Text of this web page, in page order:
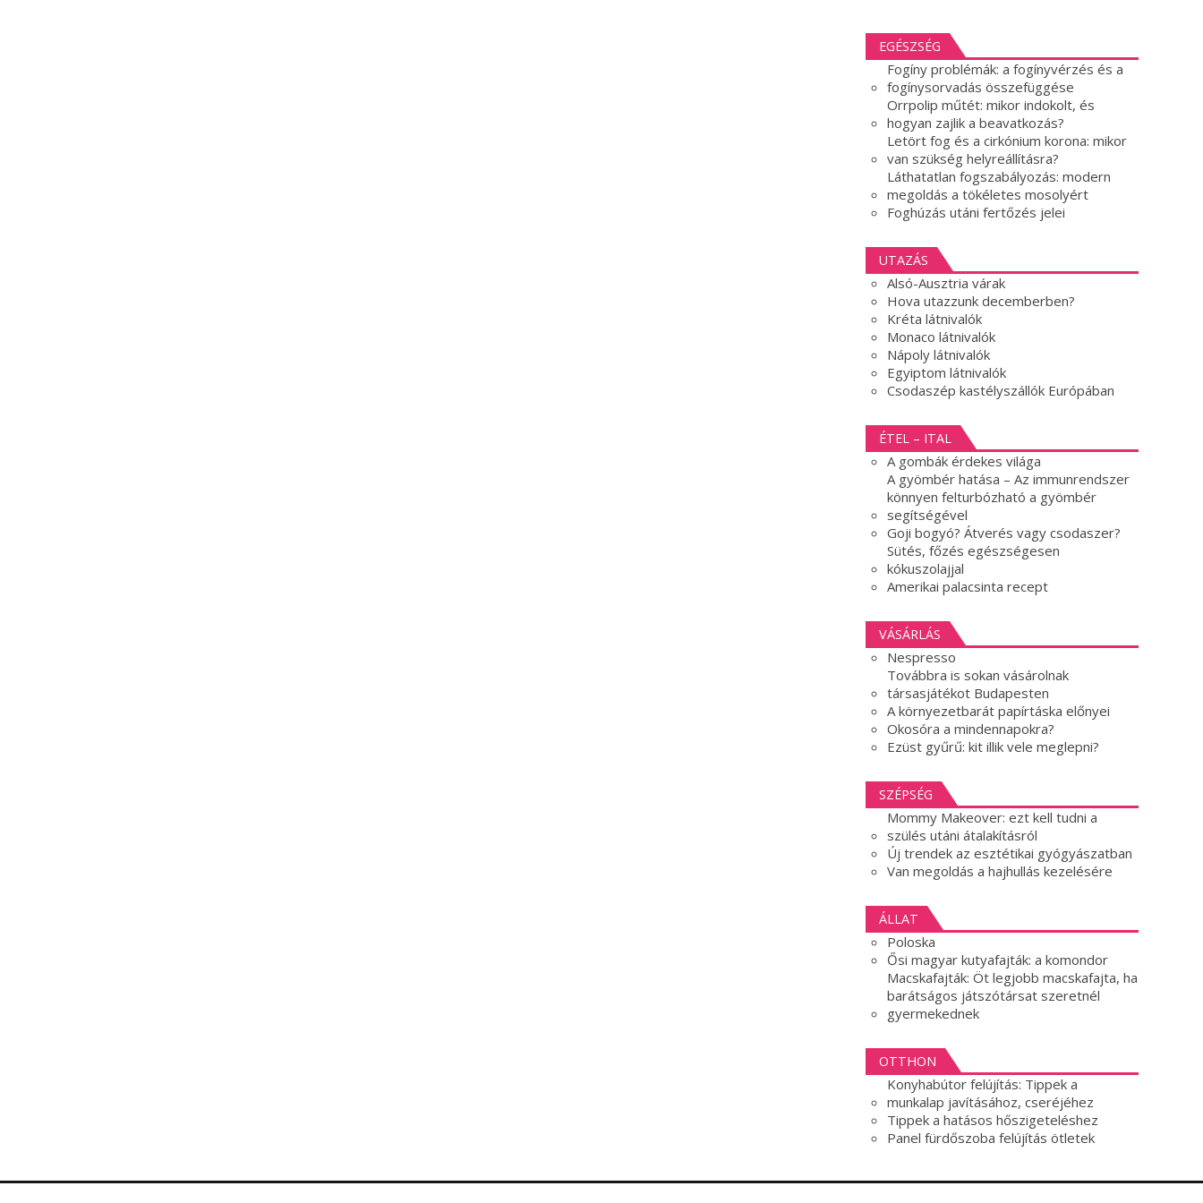
EGÉSZSÉG
Fogíny problémák: a fogínyvérzés és a
fogínysorvadás összefüggése
Orrpolip műtét: mikor indokolt, és
hogyan zajlik a beavatkozás?
Letört fog és a cirkónium korona: mikor
van szükség helyreállításra?
Láthatatlan fogszabályozás: modern
megoldás a tökéletes mosolyért
Foghúzás utáni fertőzés jelei
UTAZÁS
Alsó-Ausztria várak
Hova utazzunk decemberben?
Kréta látnivalók
Monaco látnivalók
Nápoly látnivalók
Egyiptom látnivalók
Csodaszép kastélyszállók Európában
ÉTEL – ITAL
A gombák érdekes világa
A gyömbér hatása – Az immunrendszer
könnyen felturbózható a gyömbér
segítségével
Goji bogyó? Átverés vagy csodaszer?
Sütés, főzés egészségesen
kókuszolajjal
Amerikai palacsinta recept
VÁSÁRLÁS
Nespresso
Továbbra is sokan vásárolnak
társasjátékot Budapesten
A környezetbarát papírtáska előnyei
Okosóra a mindennapokra?
Ezüst gyűrű: kit illik vele meglepni?
SZÉPSÉG
Mommy Makeover: ezt kell tudni a
szülés utáni átalakításról
Új trendek az esztétikai gyógyászatban
Van megoldás a hajhullás kezelésére
ÁLLAT
Poloska
Ősi magyar kutyafajták: a komondor
Macskafajták: Öt legjobb macskafajta, ha
barátságos játszótársat szeretnél
gyermekednek
OTTHON
Konyhabútor felújítás: Tippek a
munkalap javításához, cseréjéhez
Tippek a hatásos hőszigeteléshez
Panel fürdőszoba felújítás ötletek